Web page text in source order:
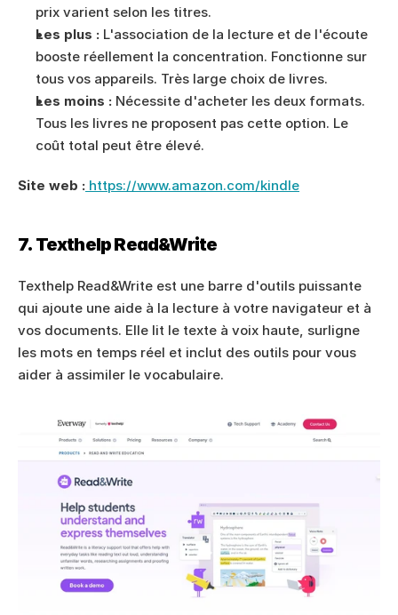
prix varient selon les titres.
Les plus : L'association de la lecture et de l'écoute
booste réellement la concentration. Fonctionne sur
tous vos appareils. Très large choix de livres.
Les moins : Nécessite d'acheter les deux formats.
Tous les livres ne proposent pas cette option. Le
coût total peut être élevé.
Site web : https://www.amazon.com/kindle
7. Texthelp Read&Write
Texthelp Read&Write est une barre d'outils puissante
qui ajoute une aide à la lecture à votre navigateur et à
vos documents. Elle lit le texte à voix haute, surligne
les mots en temps réel et inclut des outils pour vous
aider à assimiler le vocabulaire.